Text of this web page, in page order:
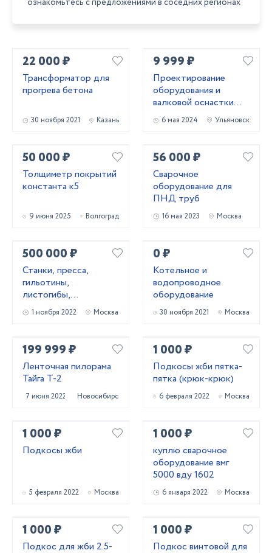
ознакомьтесь с предложениями в соседних регионах
22 000 ₽
Трансформатор для
прогрева бетона
30 ноября 2021 Казань
9 999 ₽
Проектирование
оборудования и
валковой оснастки
для профилирования
металла
6 мая 2024 Ульяновск
50 000 ₽
Толщиметр покрытий
константа к5
9 июня 2025 Волгоград
56 000 ₽
Сварочное
оборудование для
ПНД труб
16 мая 2023 Москва
500 000 ₽
Станки, пресса,
гильотины,
листогибы,
трубогибы, вальцы,
молоты
1 ноября 2022 Москва
0 ₽
Котельное и
водопроводное
оборудование
30 ноября 2021 Москва
199 999 ₽
Ленточная пилорама
Тайга Т-2
7 июня 2022 Новосибирск
1 000 ₽
Подкосы жби пятка-
пятка (крюк-крюк)
6 февраля 2022 Москва
1 000 ₽
Подкосы жби
5 февраля 2022 Москва
1 000 ₽
куплю сварочное
оборудование вмг
5000 вду 1602
6 января 2022 Москва
1 000 ₽
Подкос для жби 2.5-
1 000 ₽
Подкос винтовой для